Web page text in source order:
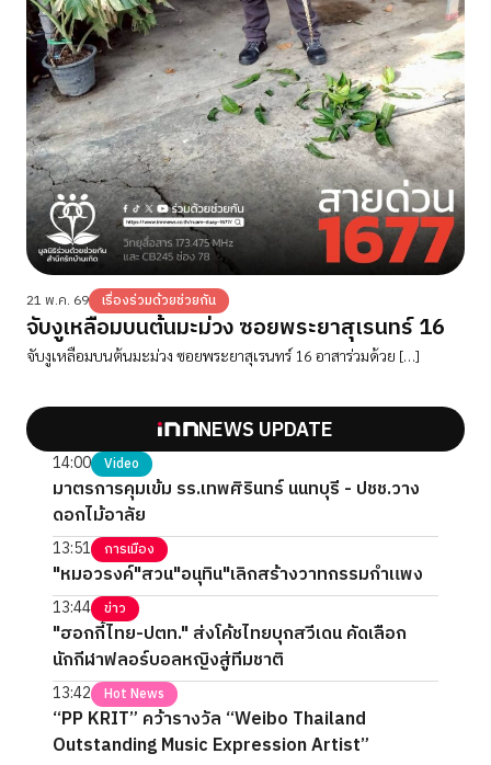
21 พ.ค. 69 เรื่องร่วมด้วยช่วยกัน
จับงูเหลือมบนต้นมะม่วง ซอยพระยาสุเรนทร์ 16
จับงูเหลือมบนต้นมะม่วง ซอยพระยาสุเรนทร์ 16 อาสาร่วมด้วย […]
NEWS UPDATE
14:00 Video
มาตรการคุมเข้ม รร.เทพศิรินทร์ นนทบุรี - ปชช.วาง
ดอกไม้อาลัย
13:51 การเมือง
"หมอวรงค์"สวน"อนุทิน"เลิกสร้างวาทกรรมกำแพง
13:44 ข่าว
"ฮอกกี้ไทย-ปตท." ส่งโค้ชไทยบุกสวีเดน คัดเลือก
นักกีฬาฟลอร์บอลหญิงสู่ทีมชาติ
13:42 Hot News
“PP KRIT” คว้ารางวัล “Weibo Thailand
Outstanding Music Expression Artist”